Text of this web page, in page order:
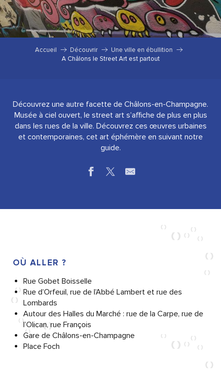
Accueil Découvrir
Une ville en ébullition
A Châlons le Street Art est partout
Découvrez une autre facette de Châlons-en-Champagne.
Musée à ciel ouvert, le street art s’affiche de plus en plus
dans les rues de la ville. Découvrez ces œuvres urbaines
et contemporaines, cet art éphémère en suivant notre
guide.
OÙ ALLER ?
Rue Gobet Boisselle
Rue d’Orfeuil, rue de l’Abbé Lambert et rue des
Lombards
Autour des Halles du Marché : rue de la Carpe, rue de
l’Olican, rue François
Gare de Châlons-en-Champagne
Place Foch